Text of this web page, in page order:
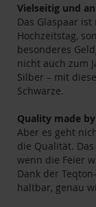
Vielseitig und
Das Glaspaar
Hochzeitstag,
besonderes
nicht auch zum
Silber – mit
Schwarze.
Quality made by
Aber es geht
die Qualität. Das
wenn die Feier
Dank der
haltbar, genau